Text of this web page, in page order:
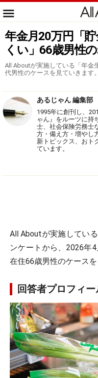
年金月20万円「
くい」66歳男性
All Aboutが実施している「年金
代男性のケースを見ていきます。
あるじゃん 編集部
1995年に創刊し、
ゃん』をルーツに持
士、社会保険労務士
方・備え方・増やし
新トピックス、おト
ています。
All Aboutが実施してい
ンケートから、2026年
在住66歳男性のケースを
回答者プロフィー